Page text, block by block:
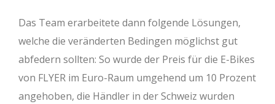
Das Team erarbeitete dann folgende Lösungen,
welche die veränderten Bedingen möglichst gut
abfedern sollten: So wurde der Preis für die E-Bikes
von FLYER im Euro-Raum umgehend um 10 Prozent
angehoben, die Händler in der Schweiz wurden